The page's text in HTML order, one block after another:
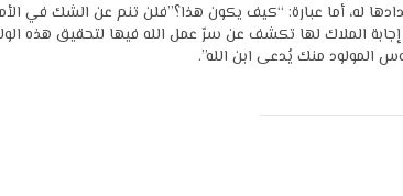
له، أما عبارة: “كيف يكون هذا؟”فلن تنم عن الشك في
الملاك لها تكشف عن سرّ عمل الله فيها لتحقيق هذه
المولود منك يُدعى ابن الله”.